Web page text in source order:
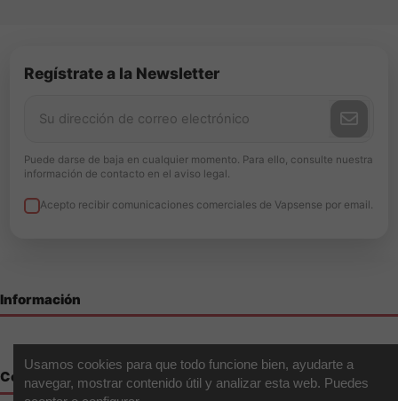
Regístrate a la Newsletter
Puede darse de baja en cualquier momento. Para ello, consulte nuestra
información de contacto en el aviso legal.
Acepto recibir comunicaciones comerciales de Vapsense por email.
Información
Contáctenos
Usamos cookies para que todo funcione bien, ayudarte a
navegar, mostrar contenido útil y analizar esta web. Puedes